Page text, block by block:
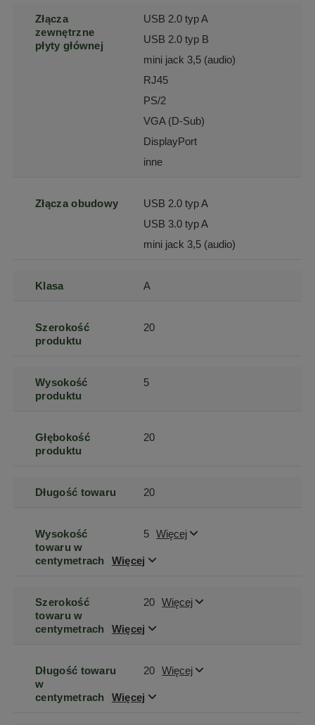
Złącza
zewnętrzne
płyty głównej
USB 2.0 typ A
USB 2.0 typ B
mini jack 3,5 (audio)
RJ45
PS/2
VGA (D-Sub)
DisplayPort
inne
Złącza obudowy
USB 2.0 typ A
USB 3.0 typ A
mini jack 3,5 (audio)
Klasa A
Szerokość
produktu
20
Wysokość
produktu
5
Głębokość
produktu
20
Długość towaru 20
Wysokość
towaru w
centymetrach
Więcej
5 Więcej
Szerokość
towaru w
centymetrach
Więcej
20 Więcej
Długość towaru
w
centymetrach
Więcej
20 Więcej